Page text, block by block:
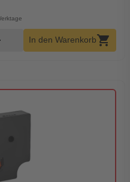
Menge
In den Warenkorbshopping_cart